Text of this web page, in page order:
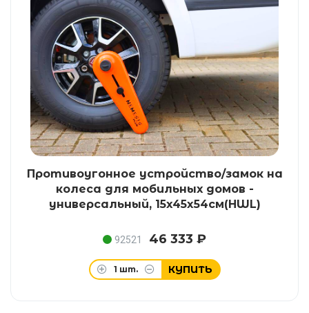
Противоугонное устройство/замок на
колеса для мобильных домов -
универсальный, 15x45x54см(HWL)
92521 46 333 ₽
1 шт. КУПИТЬ